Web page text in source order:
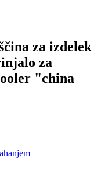
za izdelek
za
"china